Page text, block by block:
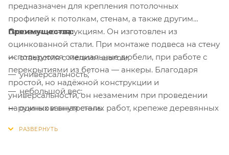
предназначен для крепления потолочных
профилей к потолкам, стенам, а также другим
базовым конструкциям. Он изготовлен из
оцинкованной стали. При монтаже подвеса на стену
используются специальные дюбели, при работе с
перекрытиями из бетона — анкеры. Благодаря
простой, но надёжной конструкции и
универсальности, он незаменим при проведении
наружных и внутренних работ, крепеже деревянных
гипсокартона.
Преимущества:
отверстия с мелким шагом;
универсальность;
небольшой вес;
оцинкованная сталь.